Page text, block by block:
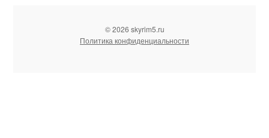
© 2026 skyrim5.ru
Политика конфиденциальности